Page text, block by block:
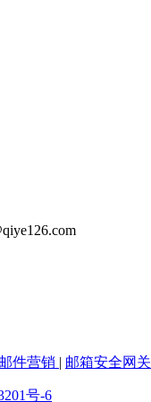
邮件营销 | 邮箱安全网关
号-6